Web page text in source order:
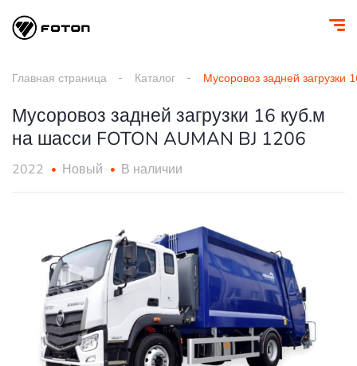
Главная страница Каталог Мусоровоз задней загрузки
Мусоровоз задней загрузки 16 куб.м
на шасси FOTON AUMAN BJ 1206
2022 Новый В наличии